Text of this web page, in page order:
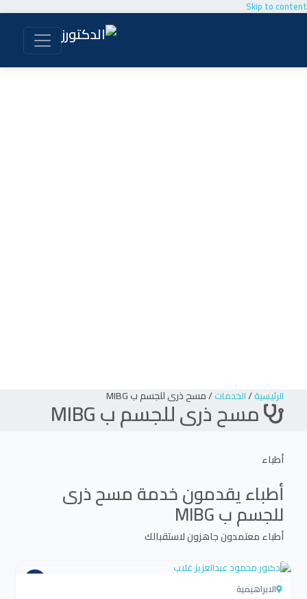
Skip to content
الرئيسية/الخدمات/مسح ذرى للجسم ب MIBG
مسح ذرى للجسم ب MIBG
أطباء
أطباء يقدمون خدمةمسح ذرى
للجسم ب MIBG
أطباء معتمدون جاهزون لاستقبالك
الابراهيمية